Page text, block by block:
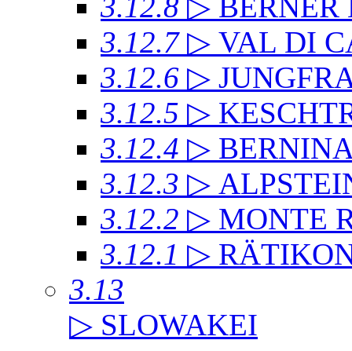
3.12.7 ▷ VAL DI
3.12.6 ▷
3.12.5 ▷
3.12.4 ▷
3.12.3 ▷
3.12.2 ▷ MONTE
3.12.1 ▷
3.13
▷ SLOWAKEI